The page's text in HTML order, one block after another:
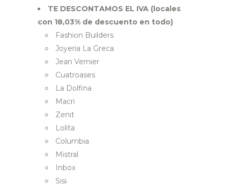
TE DESCONTAMOS EL IVA (locales
con 18,03% de descuento en todo)
Fashion Builders
Joyeria La Greca
Jean Vernier
Cuatroases
La Dolfina
Macri
Zenit
Lolita
Columbia
Mistral
Inbox
Sisi